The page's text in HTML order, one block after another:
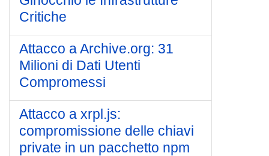
Critiche
Attacco a Archive.org: 31
Milioni di Dati Utenti
Compromessi
Attacco a xrpl.js:
compromissione delle chiavi
private in un pacchetto npm